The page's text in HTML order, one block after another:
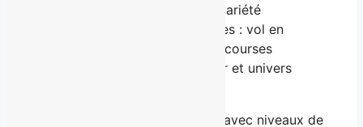
à neuf arcades VR offrant une variété
d’expériences immersives variées : vol en
avion/hélico, safari dinosaures, courses
automobiles et moto, jeux de tir et univers
Le plancher interactif lumineux avec niveaux de